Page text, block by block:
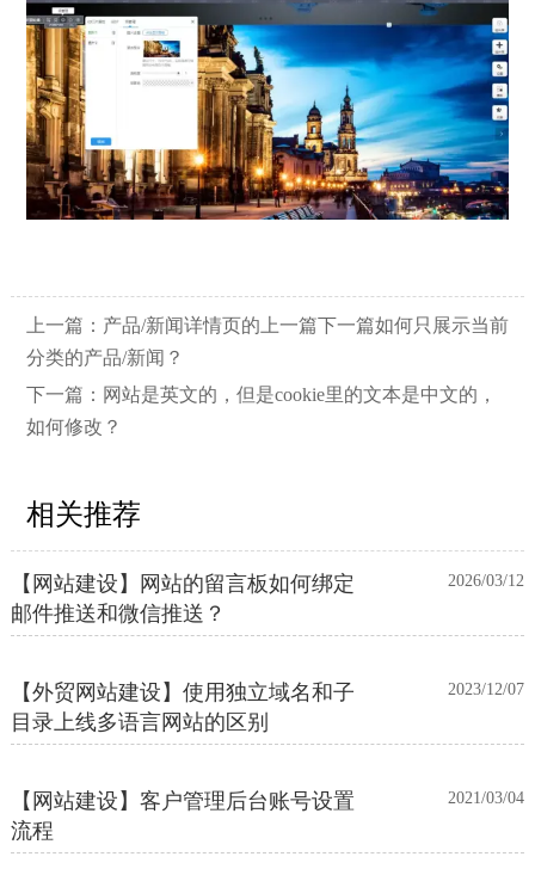
上一篇： 产品/新闻详情页的上一篇下一篇如何只展示当前
分类的产品/新闻？
下一篇： 网站是英文的，但是cookie里的文本是中文的，
如何修改？
相关推荐
【网站建设】网站的留言板如何绑定
邮件推送和微信推送？
2026/03/12
【外贸网站建设】使用独立域名和子
目录上线多语言网站的区别
2023/12/07
【网站建设】客户管理后台账号设置
流程
2021/03/04